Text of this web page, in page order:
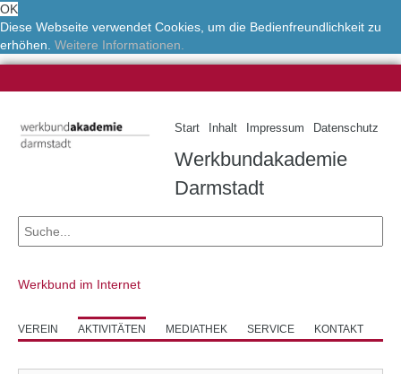
OK
Diese Webseite verwendet Cookies, um die Bedienfreundlichkeit zu
erhöhen. Weitere Informationen.
Start Inhalt Impressum Datenschutz
Werkbundakademie
Darmstadt
Werkbund im Internet
VEREIN AKTIVITÄTEN MEDIATHEK SERVICE KONTAKT